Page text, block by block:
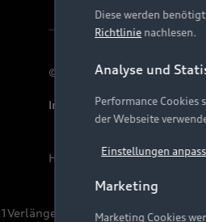
Diese werden
Richtlinie nachlesen.
Analyse und
Performance Cookies
der Webseite
Einstellungen
Marketing
Marketing Cookies
© 2026 AUDI AG. Alle
Impressum Rechtliches
Hinweis: Die aktuelle
1Verlängerung vorbehalten.